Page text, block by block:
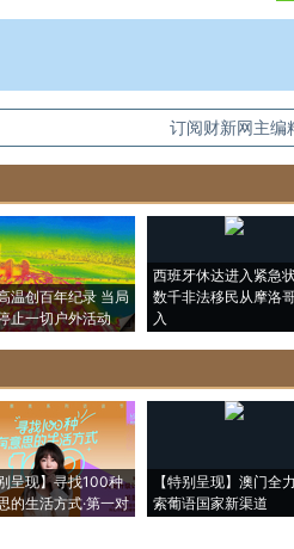
交相关信息。经确认即可刊登转载。
订阅财新网主编
温创百年纪录 当局
止一切户外活动
西班牙休达进入紧急
数千非法移民从摩洛
入
别呈现】寻找100种
的生活方式·第一对
【特别呈现】澳门全
索葡语国家新渠道